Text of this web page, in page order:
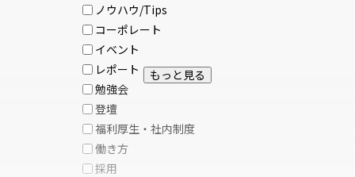
ノウハウ/Tips
コーポレート
イベント
レポート
勉強会
登壇
福利厚生・社内制度
働き方
採用
もっと見る